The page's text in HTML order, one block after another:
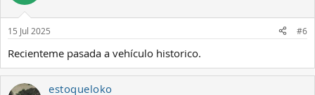
15 Jul 2025 #6
Recienteme pasada a vehículo historico.
estoqueloko